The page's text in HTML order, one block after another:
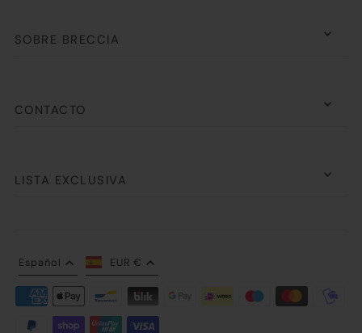
SOBRE BRECCIA
CONTACTO
LISTA EXCLUSIVA
Español EUR €